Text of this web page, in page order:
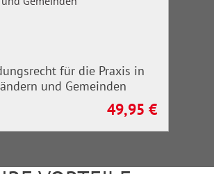
für die Praxis in
und Gemeinden
Regulärer Preis:
49,95 €